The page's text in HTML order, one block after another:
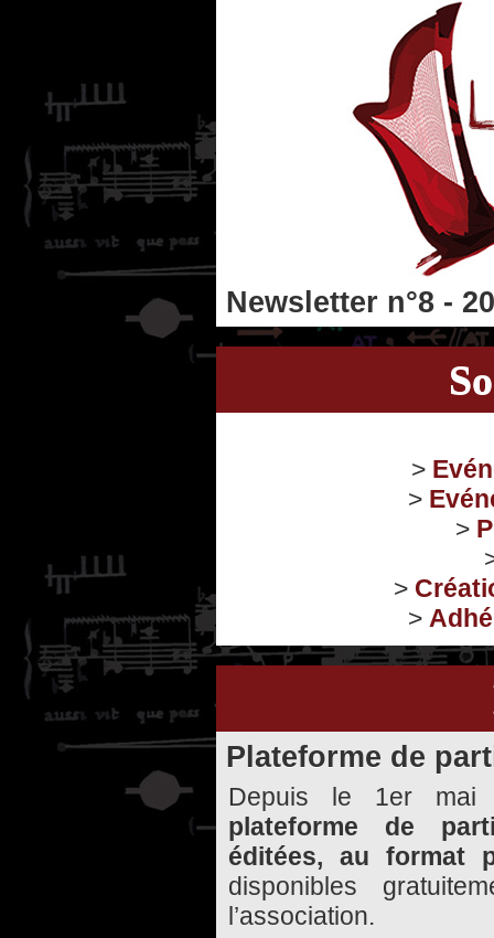
Newsletter n°8 -
>
>
>
>
>
Plateforme de
Depuis le 1er mai
plateforme de
éditées, au format
disponibles
l’association.